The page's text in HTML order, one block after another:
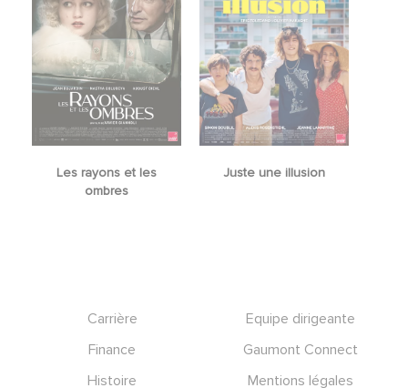
Les rayons et les
ombres
Juste une illusion
Carrière
Equipe dirigeante
Finance
Gaumont Connect
Histoire
Mentions légales